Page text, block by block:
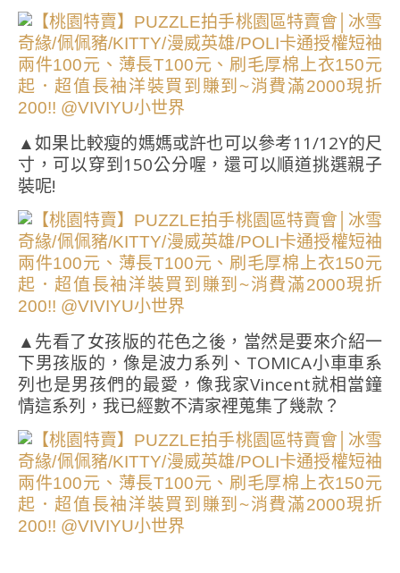
▲如果比較瘦的媽媽或許也可以參考11/12Y的尺
寸，可以穿到150公分喔，還可以順道挑選親子
裝呢!
▲先看了女孩版的花色之後，當然是要來介紹一
下男孩版的，像是波力系列、TOMICA小車車系
列也是男孩們的最愛，像我家Vincent就相當鐘
情這系列，我已經數不清家裡蒐集了幾款？